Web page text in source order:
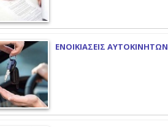
ΕΝΟΙΚΙΑΣΕΙΣ ΑΥΤΟΚΙΝΗΤΩΝ